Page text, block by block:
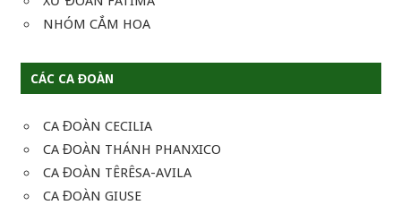
NHÓM CẮM HOA
CÁC CA ĐOÀN
CA ĐOÀN CECILIA
CA ĐOÀN THÁNH PHANXICO
CA ĐOÀN TÊRÊSA-AVILA
CA ĐOÀN GIUSE